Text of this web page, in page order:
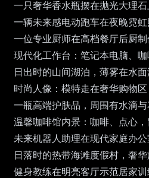
一只奢华香水瓶摆在抛光大理
一辆未来感电动跑车在夜晚霓
一位专业厨师在高档餐厅后厨
现代化工作台：笔记本电脑、
日出时的山间湖泊，薄雾在水
时尚人像：模特走在奢华购物
一瓶高端护肤品，周围有水滴
温馨咖啡馆内景：咖啡、点心
未来机器人助理在现代家庭办
日落时的热带海滩度假村，奢
健身教练在明亮客厅示范居家